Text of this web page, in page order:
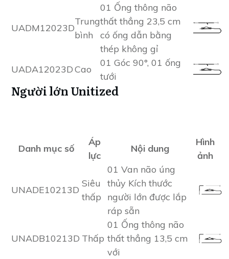
UADM12023D
Trung
bình
01 Ống thông não
thất thẳng 23,5 cm
có ống dẫn bằng
thép không gỉ
UADA12023DCao
01 Góc 90°, 01 ống
tưới
Người lớn Unitized
Danh mục số
Áp
lực
Nội dung
Hình
ảnh
UNADE10213D
Siêu
thấp
01 Van não úng
thủy Kích thước
người lớn được lắp
ráp sẵn
UNADB10213D Thấp
01 Ống thông não
thất thẳng 13,5 cm
với